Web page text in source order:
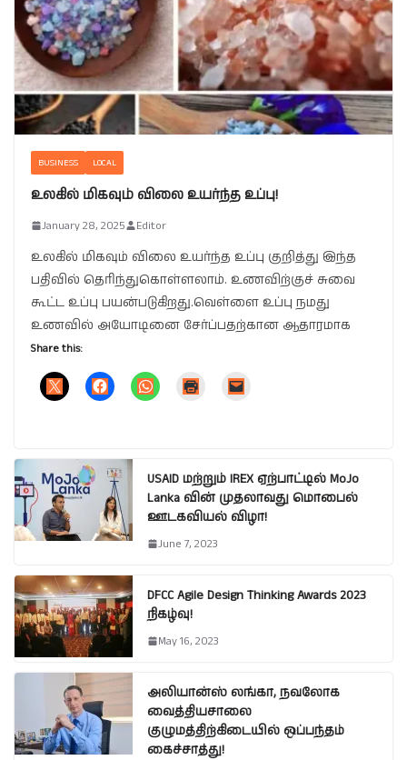
BUSINESS LOCAL
உலகில் மிகவும் விலை உயர்ந்த உப்பு!
January 28, 2025 Editor
உலகில் மிகவும் விலை உயர்ந்த உப்பு குறித்து இந்த
பதிவில் தெரிந்துகொள்ளலாம். உணவிற்குச் சுவை
கூட்ட உப்பு பயன்படுகிறது.வெள்ளை உப்பு நமது
உணவில் அயோடினை சேர்ப்பதற்கான ஆதாரமாக
Share this:
USAID மற்றும் IREX ஏற்பாட்டில் MoJo
Lanka வின் முதலாவது மொபைல்
ஊடகவியல் விழா!
June 7, 2023
DFCC Agile Design Thinking Awards 2023
நிகழ்வு!
May 16, 2023
அலியான்ஸ் லங்கா, நவலோக
வைத்தியசாலை
குழுமத்திற்கிடையில் ஒப்பந்தம்
கைச்சாத்து!